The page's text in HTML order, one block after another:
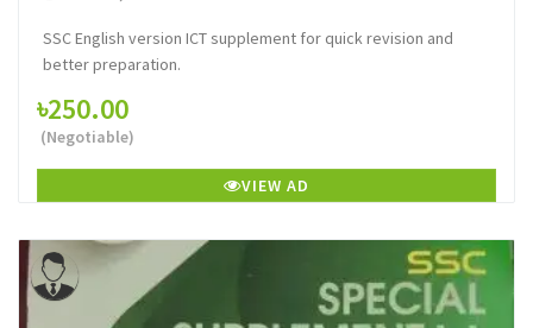
SSC English version ICT supplement for quick revision and
better preparation.
৳250.00
(Negotiable)
VIEW AD